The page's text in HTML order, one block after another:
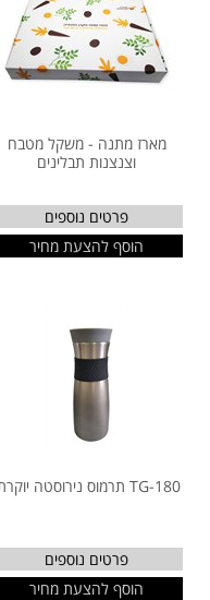
מארז מתנה - משקל מטבח
וצנצנות תבלינים
פרטים נוספים
הוסף להצעת מחיר
TG-180 תרמוס נירוסטה יוקרתי
פרטים נוספים
הוסף להצעת מחיר